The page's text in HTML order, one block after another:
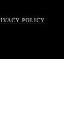
POLICY